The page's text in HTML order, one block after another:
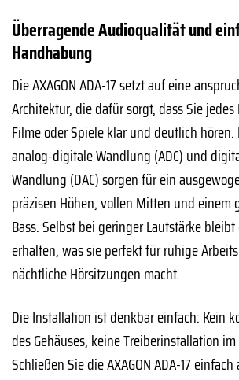
Überragende Audioqualität und
Handhabung
Die AXAGON ADA-17 setzt auf eine
Architektur, die dafür sorgt, dass Sie
Filme oder Spiele klar und deutlich
analog-digitale Wandlung (ADC) und
Wandlung (DAC) sorgen für ein
präzisen Höhen, vollen Mitten und einem
Bass. Selbst bei geringer Lautstärke
erhalten, was sie perfekt für ruhige
nächtliche Hörsitzungen macht.
Die Installation ist denkbar einfach: Kein
des Gehäuses, keine Treiberinstallation
Schließen Sie die AXAGON ADA-17